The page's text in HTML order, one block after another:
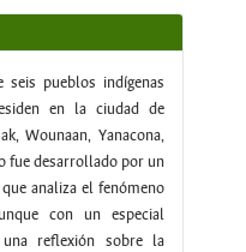
pueblos indígenas
en la ciudad de
Wounaan, Yanacona,
fue desarrollado por un
analiza el fenómeno
con un especial
reflexión sobre la